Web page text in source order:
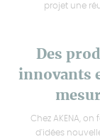
projet une
Des
innovants
Chez AKENA, on
d'idées